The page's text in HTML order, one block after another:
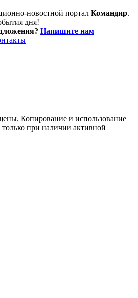
новостной портал Командир.
дня!
Напишите нам
Копирование и использование
при наличии активной